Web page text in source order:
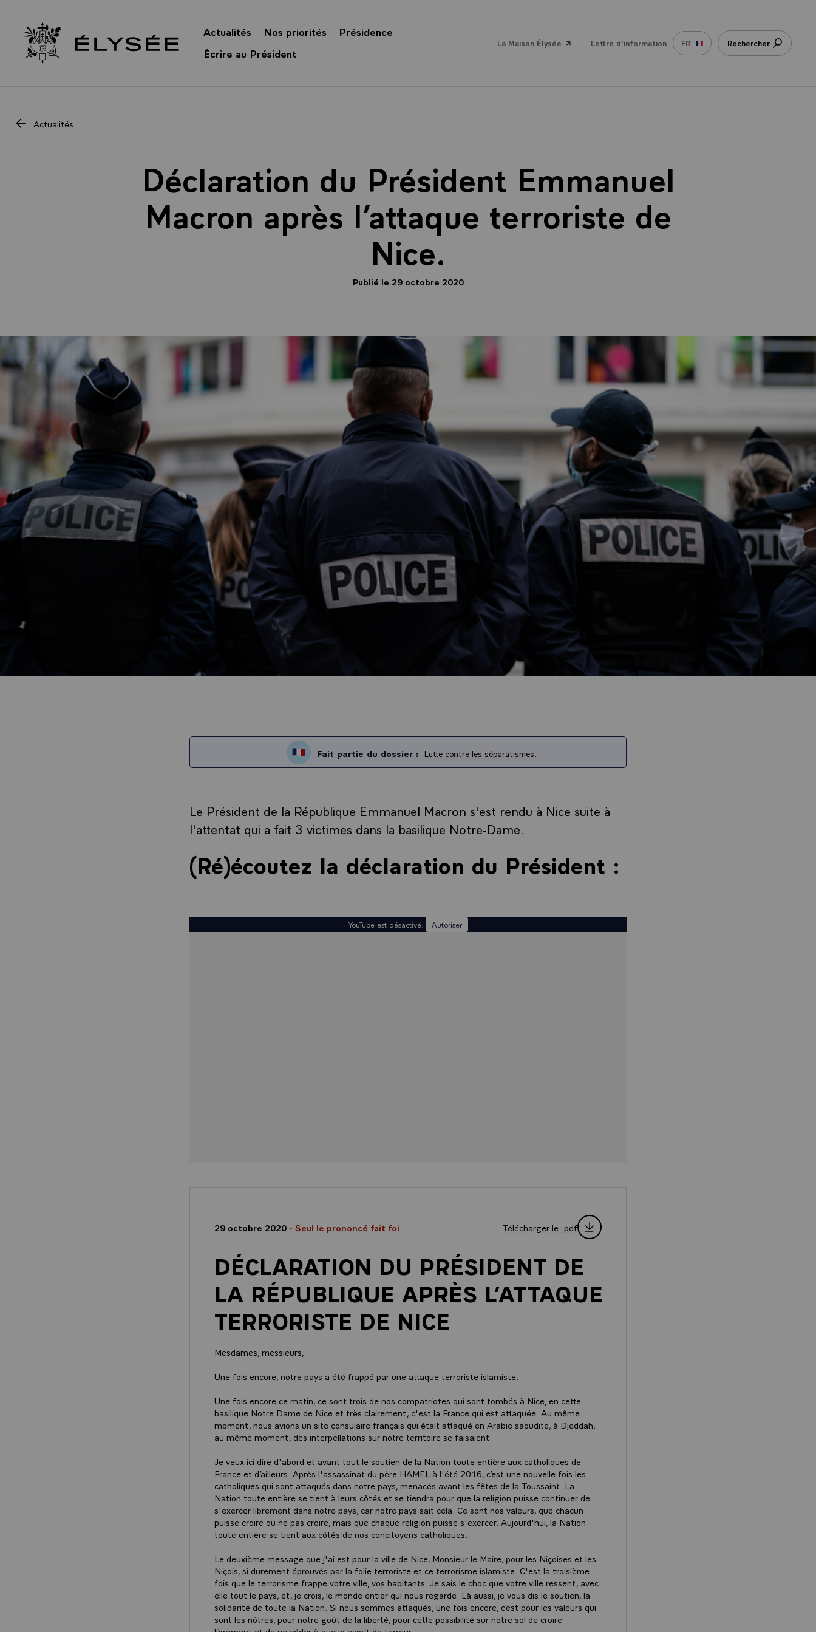
Retour à l’accueil Élysée
Actualités Nos priorités
Présidence
Écrire au Président
La Maison Élysée Lettre d'information FR Rechercher
Actualités
Déclaration du Président Emmanuel
Macron après l’attaque terroriste de
Nice.
Publié le 29 octobre 2020
Fait partie du dossier : Lutte contre les séparatismes.
Le Président de la République Emmanuel Macron s'est rendu à Nice suite à
l'attentat qui a fait 3 victimes dans la basilique Notre-Dame.
(Ré)écoutez la déclaration du Président :
YouTube est désactivé. Autoriser
29 octobre 2020 - Seul le prononcé fait foi Télécharger le .pdf
DÉCLARATION DU PRÉSIDENT DE
LA RÉPUBLIQUE APRÈS L’ATTAQUE
TERRORISTE DE NICE
Mesdames, messieurs,
Une fois encore, notre pays a été frappé par une attaque terroriste islamiste.
Une fois encore ce matin, ce sont trois de nos compatriotes qui sont tombés à Nice, en cette
basilique Notre Dame de Nice et très clairement, c'est la France qui est attaquée. Au même
moment, nous avions un site consulaire français qui était attaqué en Arabie saoudite, à Djeddah,
au même moment, des interpellations sur notre territoire se faisaient.
Je veux ici dire d'abord et avant tout le soutien de la Nation toute entière aux catholiques de
France et d’ailleurs. Après l'assassinat du père HAMEL à l'été 2016, c’est une nouvelle fois les
catholiques qui sont attaqués dans notre pays, menacés avant les fêtes de la Toussaint. La
Nation toute entière se tient à leurs côtés et se tiendra pour que la religion puisse continuer de
s'exercer librement dans notre pays, car notre pays sait cela. Ce sont nos valeurs, que chacun
puisse croire ou ne pas croire, mais que chaque religion puisse s'exercer. Aujourd'hui, la Nation
toute entière se tient aux côtés de nos concitoyens catholiques.
Le deuxième message que j'ai est pour la ville de Nice, Monsieur le Maire, pour les Niçoises et les
Niçois, si durement éprouvés par la folie terroriste et ce terrorisme islamiste. C'est la troisième
fois que le terrorisme frappe votre ville, vos habitants. Je sais le choc que votre ville ressent, avec
elle tout le pays, et, je crois, le monde entier qui nous regarde. Là aussi, je vous dis le soutien, la
solidarité de toute la Nation. Si nous sommes attaqués, une fois encore, c’est pour les valeurs qui
sont les nôtres, pour notre goût de la liberté, pour cette possibilité sur notre sol de croire